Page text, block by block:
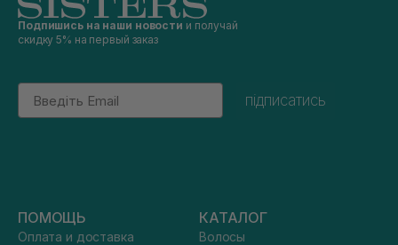
Подпишись на наши новости и получай
скидку 5% на первый заказ
Email
підписатись
ПОМОЩЬ
Оплата и доставка
КАТАЛОГ
Волосы